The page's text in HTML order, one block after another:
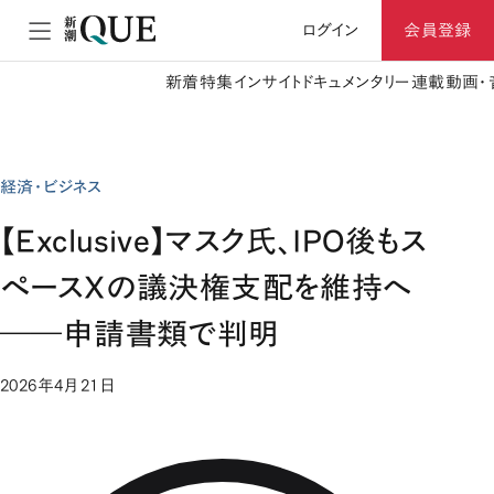
ログイン 会員登録
新着特集 インサイト ドキュメンタリー 連載動画
経済・ビジネス
【Exclusive】マスク氏、IPO後もス
ペースXの議決権支配を維持へ
――申請書類で判明
2026年4月21日